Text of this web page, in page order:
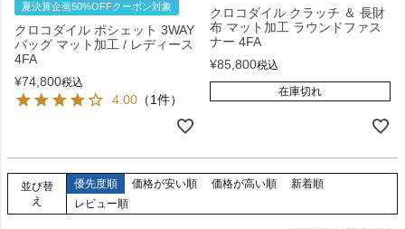
夏決算企画50%OFFクーポン対象
クロコダイル ポシェット 3WAY
バッグ マット加工 / レディース
4FA
¥74,800税込
4.00 （1件）
クロコダイル クラッチ ＆ 長財
布 マット加工 ラウンドファス
ナー 4FA
¥85,800税込
在庫切れ
並び替
え
優先度順 価格が安い順 価格が高い順
新着順
レビュー順